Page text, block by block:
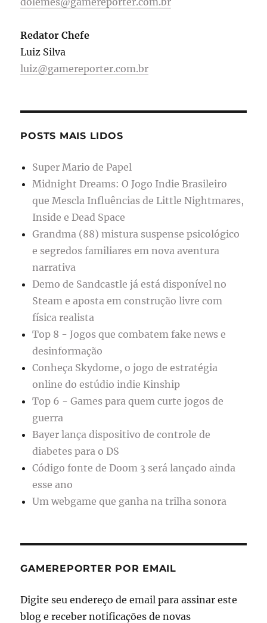
Redator Chefe
Luiz Silva
luiz@gamereporter.com.br
POSTS MAIS LIDOS
Super Mario de Papel
Midnight Dreams: O Jogo Indie Brasileiro
que Mescla Influências de Little Nightmares,
Inside e Dead Space
Grandma (88) mistura suspense psicológico
e segredos familiares em nova aventura
narrativa
Demo de Sandcastle já está disponível no
Steam e aposta em construção livre com
física realista
Top 8 - Jogos que combatem fake news e
desinformação
Conheça Skydome, o jogo de estratégia
online do estúdio indie Kinship
Top 6 - Games para quem curte jogos de
guerra
Bayer lança dispositivo de controle de
diabetes para o DS
Código fonte de Doom 3 será lançado ainda
esse ano
Um webgame que ganha na trilha sonora
GAMEREPORTER POR EMAIL
Digite seu endereço de email para assinar este
blog e receber notificações de novas